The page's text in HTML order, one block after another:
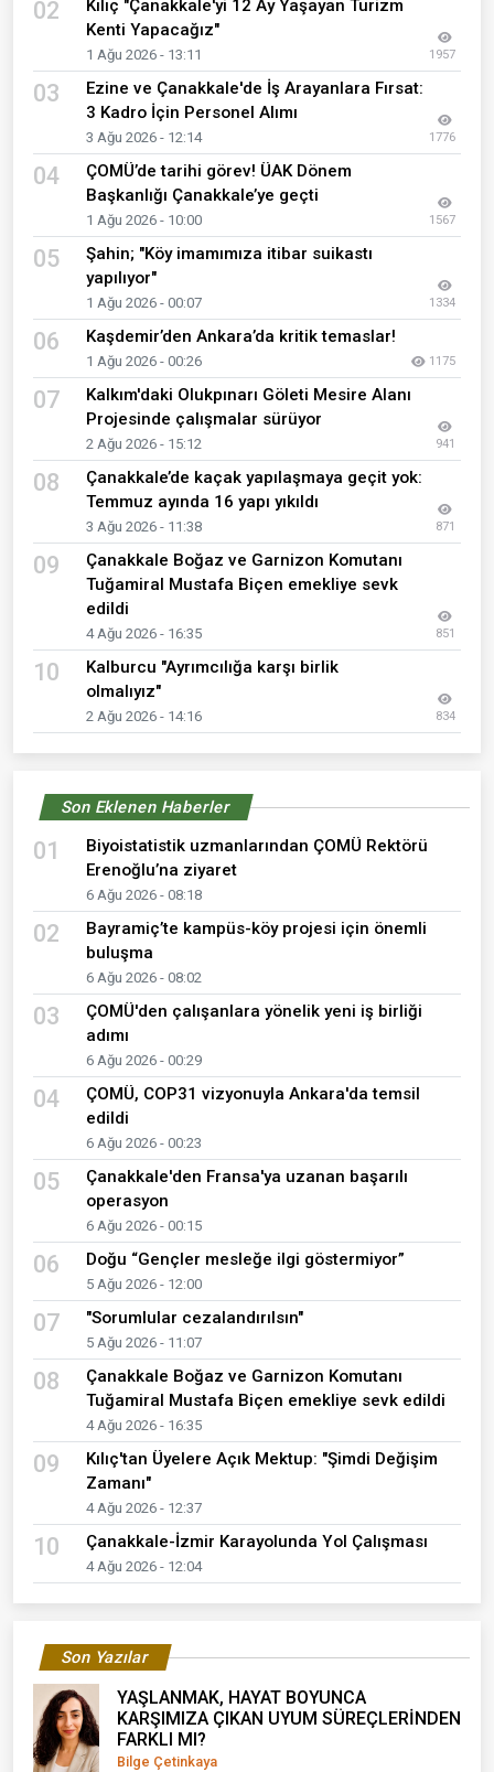
02
Kılıç "Çanakkale'yi 12 Ay Yaşayan Turizm
Kenti Yapacağız"
1 Ağu 2026 - 13:11 1957
03
Ezine ve Çanakkale'de İş Arayanlara Fırsat:
3 Kadro İçin Personel Alımı
3 Ağu 2026 - 12:14 1776
04
ÇOMÜ’de tarihi görev! ÜAK Dönem
Başkanlığı Çanakkale’ye geçti
1 Ağu 2026 - 10:00 1567
05
Şahin; "Köy imamımıza itibar suikastı
yapılıyor"
1 Ağu 2026 - 00:07 1334
06 Kaşdemir’den Ankara’da kritik temaslar!
1 Ağu 2026 - 00:26 1175
07
Kalkım'daki Olukpınarı Göleti Mesire Alanı
Projesinde çalışmalar sürüyor
2 Ağu 2026 - 15:12 941
08
Çanakkale’de kaçak yapılaşmaya geçit yok:
Temmuz ayında 16 yapı yıkıldı
3 Ağu 2026 - 11:38 871
09
Çanakkale Boğaz ve Garnizon Komutanı
Tuğamiral Mustafa Biçen emekliye sevk
edildi
4 Ağu 2026 - 16:35 851
10
Kalburcu "Ayrımcılığa karşı birlik
olmalıyız"
2 Ağu 2026 - 14:16 834
Son Eklenen Haberler
01
Biyoistatistik uzmanlarından ÇOMÜ Rektörü
Erenoğlu’na ziyaret
6 Ağu 2026 - 08:18
02
Bayramiç’te kampüs-köy projesi için önemli
buluşma
6 Ağu 2026 - 08:02
03
ÇOMÜ'den çalışanlara yönelik yeni iş birliği
adımı
6 Ağu 2026 - 00:29
04
ÇOMÜ, COP31 vizyonuyla Ankara'da temsil
edildi
6 Ağu 2026 - 00:23
05
Çanakkale'den Fransa'ya uzanan başarılı
operasyon
6 Ağu 2026 - 00:15
06 Doğu “Gençler mesleğe ilgi göstermiyor”
5 Ağu 2026 - 12:00
07 "Sorumlular cezalandırılsın"
5 Ağu 2026 - 11:07
08
Çanakkale Boğaz ve Garnizon Komutanı
Tuğamiral Mustafa Biçen emekliye sevk edildi
4 Ağu 2026 - 16:35
09
Kılıç'tan Üyelere Açık Mektup: "Şimdi Değişim
Zamanı"
4 Ağu 2026 - 12:37
10 Çanakkale-İzmir Karayolunda Yol Çalışması
4 Ağu 2026 - 12:04
Son Yazılar
YAŞLANMAK, HAYAT BOYUNCA
KARŞIMIZA ÇIKAN UYUM SÜREÇLERİNDEN
FARKLI MI?
Bilge Çetinkaya